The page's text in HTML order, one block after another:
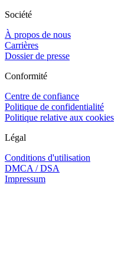
Société
À propos de nous
Carrières
Dossier de presse
Conformité
Centre de confiance
Politique de confidentialité
Politique relative aux cookies
Légal
Conditions d'utilisation
DMCA / DSA
Impressum